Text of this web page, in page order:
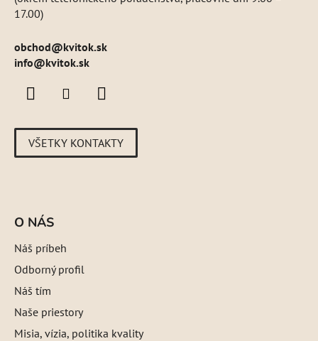
17.00)
obchod@kvitok.sk
info@kvitok.sk
VŠETKY KONTAKTY
O NÁS
Náš príbeh
Odborný profil
Náš tím
Naše priestory
Misia, vízia, politika kvality